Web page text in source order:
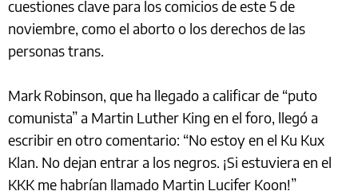
cuestiones clave para los comicios de este 5 de
noviembre, como el aborto o los derechos de las
personas trans.
Mark Robinson, que ha llegado a calificar de “puto
comunista” a Martin Luther King en el foro, llegó a
escribir en otro comentario: “No estoy en el Ku Kux
Klan. No dejan entrar a los negros. ¡Si estuviera en el
KKK me habrían llamado Martin Lucifer Koon!”